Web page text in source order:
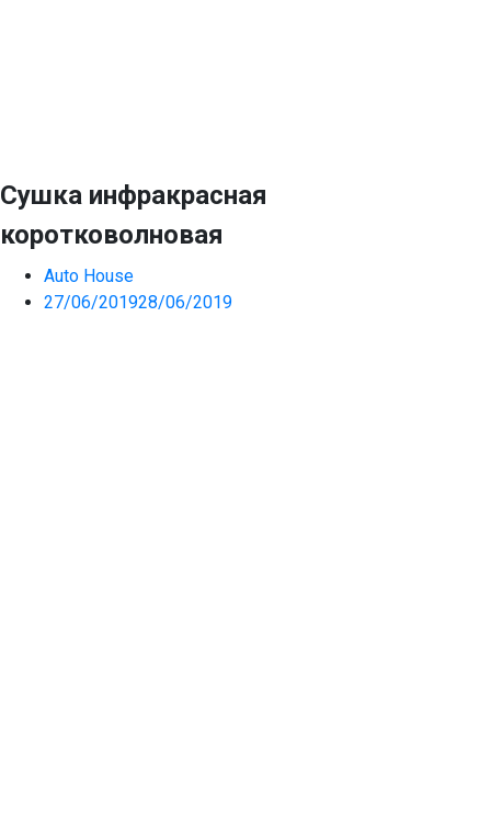
Сушка инфракрасная
коротковолновая
Auto House
27/06/201928/06/2019